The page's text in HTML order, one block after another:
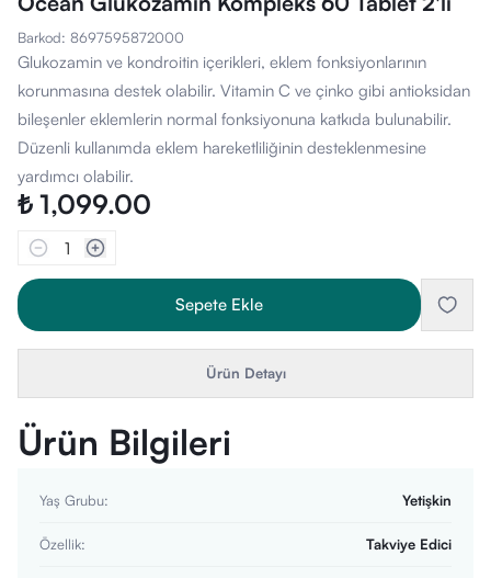
Barkod: 8697595872000
Glukozamin ve kondroitin içerikleri, eklem fonksiyonlarının
korunmasına destek olabilir. Vitamin C ve çinko gibi antioksidan
bileşenler eklemlerin normal fonksiyonuna katkıda bulunabilir.
Düzenli kullanımda eklem hareketliliğinin desteklenmesine
yardımcı olabilir.
₺ 1,099.00
1
Sepete Ekle
Ürün Detayı
Ürün Bilgileri
Yaş Grubu: Yetişkin
Özellik: Takviye Edici